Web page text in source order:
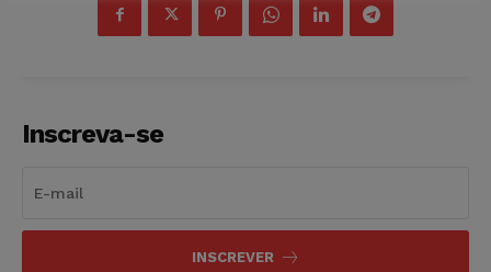
Inscreva-se
INSCREVER